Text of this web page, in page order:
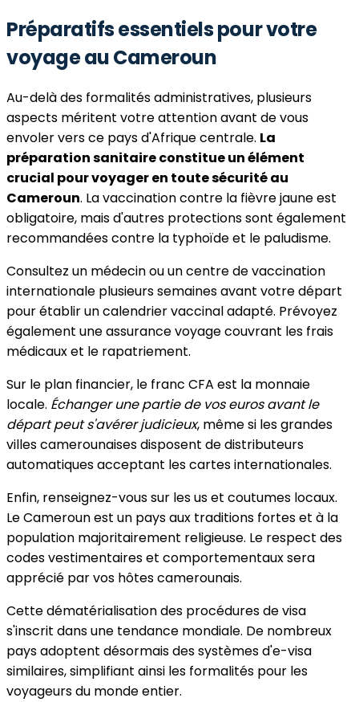
Préparatifs essentiels pour votre
voyage au Cameroun
Au-delà des formalités administratives, plusieurs
aspects méritent votre attention avant de vous
envoler vers ce pays d'Afrique centrale. La
préparation sanitaire constitue un élément
crucial pour voyager en toute sécurité au
Cameroun. La vaccination contre la fièvre jaune est
obligatoire, mais d'autres protections sont également
recommandées contre la typhoïde et le paludisme.
Consultez un médecin ou un centre de vaccination
internationale plusieurs semaines avant votre départ
pour établir un calendrier vaccinal adapté. Prévoyez
également une assurance voyage couvrant les frais
médicaux et le rapatriement.
Sur le plan financier, le franc CFA est la monnaie
locale. Échanger une partie de vos euros avant le
départ peut s'avérer judicieux, même si les grandes
villes camerounaises disposent de distributeurs
automatiques acceptant les cartes internationales.
Enfin, renseignez-vous sur les us et coutumes locaux.
Le Cameroun est un pays aux traditions fortes et à la
population majoritairement religieuse. Le respect des
codes vestimentaires et comportementaux sera
apprécié par vos hôtes camerounais.
Cette dématérialisation des procédures de visa
s'inscrit dans une tendance mondiale. De nombreux
pays adoptent désormais des systèmes d'e-visa
similaires, simplifiant ainsi les formalités pour les
voyageurs du monde entier.